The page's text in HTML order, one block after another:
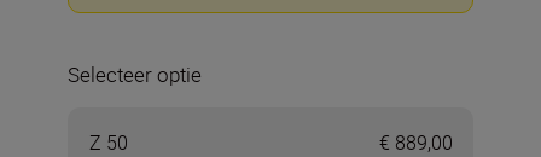
Selecteer optie
Z 50 € 889,00